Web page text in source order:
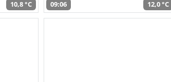
10,8 °C 09:06 12,0 °C